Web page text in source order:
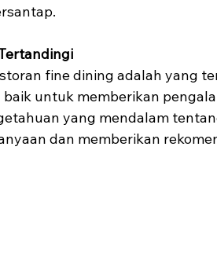
fine dining adalah yang
untuk memberikan
yang mendalam
dan memberikan